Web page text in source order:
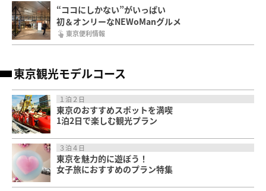
“ココにしかない”がいっぱい
初＆オンリーなNEWoManグルメ
東京便利情報
東京観光モデルコース
１泊２日
東京のおすすめスポットを満喫
1泊2日で楽しむ観光プラン
３泊４日
東京を魅力的に遊ぼう！
女子旅におすすめのプラン特集